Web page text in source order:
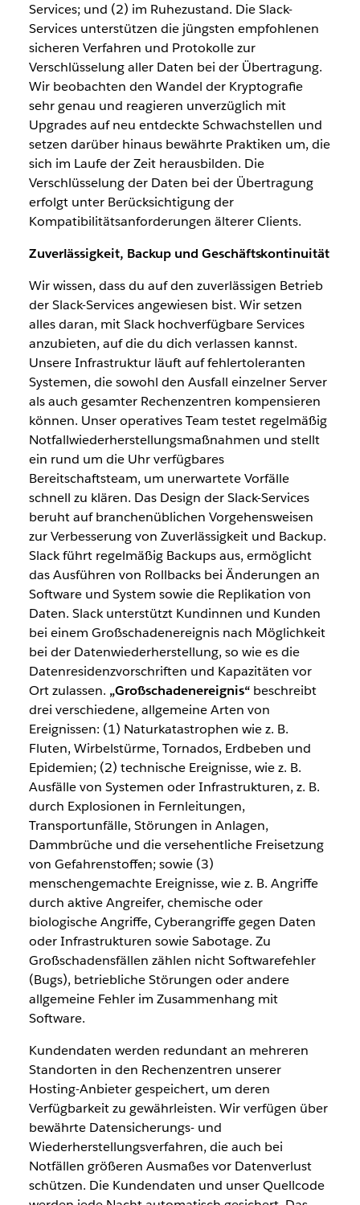
Services; und (2) im Ruhezustand. Die Slack-
Services unterstützen die jüngsten empfohlenen
sicheren Verfahren und Protokolle zur
Verschlüsselung aller Daten bei der Übertragung.
Wir beobachten den Wandel der Kryptografie
sehr genau und reagieren unverzüglich mit
Upgrades auf neu entdeckte Schwachstellen und
setzen darüber hinaus bewährte Praktiken um, die
sich im Laufe der Zeit herausbilden. Die
Verschlüsselung der Daten bei der Übertragung
erfolgt unter Berücksichtigung der
Kompatibilitätsanforderungen älterer Clients.
Zuverlässigkeit, Backup und Geschäftskontinuität
Wir wissen, dass du auf den zuverlässigen Betrieb
der Slack-Services angewiesen bist. Wir setzen
alles daran, mit Slack hochverfügbare Services
anzubieten, auf die du dich verlassen kannst.
Unsere Infrastruktur läuft auf fehlertoleranten
Systemen, die sowohl den Ausfall einzelner Server
als auch gesamter Rechenzentren kompensieren
können. Unser operatives Team testet regelmäßig
Notfallwiederherstellungsmaßnahmen und stellt
ein rund um die Uhr verfügbares
Bereitschaftsteam, um unerwartete Vorfälle
schnell zu klären. Das Design der Slack-Services
beruht auf branchenüblichen Vorgehensweisen
zur Verbesserung von Zuverlässigkeit und Backup.
Slack führt regelmäßig Backups aus, ermöglicht
das Ausführen von Rollbacks bei Änderungen an
Software und System sowie die Replikation von
Daten. Slack unterstützt Kundinnen und Kunden
bei einem Großschadenereignis nach Möglichkeit
bei der Datenwiederherstellung, so wie es die
Datenresidenzvorschriften und Kapazitäten vor
Ort zulassen. „Großschadenereignis“beschreibt
drei verschiedene, allgemeine Arten von
Ereignissen: (1) Naturkatastrophen wie z. B.
Fluten, Wirbelstürme, Tornados, Erdbeben und
Epidemien; (2) technische Ereignisse, wie z. B.
Ausfälle von Systemen oder Infrastrukturen, z. B.
durch Explosionen in Fernleitungen,
Transportunfälle, Störungen in Anlagen,
Dammbrüche und die versehentliche Freisetzung
von Gefahrenstoffen; sowie (3)
menschengemachte Ereignisse, wie z. B. Angriffe
durch aktive Angreifer, chemische oder
biologische Angriffe, Cyberangriffe gegen Daten
oder Infrastrukturen sowie Sabotage. Zu
Großschadensfällen zählen nicht Softwarefehler
(Bugs), betriebliche Störungen oder andere
allgemeine Fehler im Zusammenhang mit
Software.
Kundendaten werden redundant an mehreren
Standorten in den Rechenzentren unserer
Hosting-Anbieter gespeichert, um deren
Verfügbarkeit zu gewährleisten. Wir verfügen über
bewährte Datensicherungs- und
Wiederherstellungsverfahren, die auch bei
Notfällen größeren Ausmaßes vor Datenverlust
schützen. Die Kundendaten und unser Quellcode